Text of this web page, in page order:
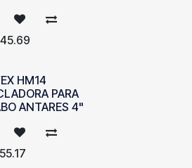
HM14
PARA
ANTARES 4"